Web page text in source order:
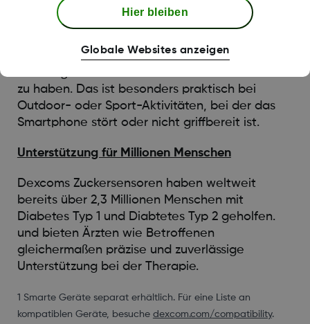
Nutzende ihre Zuckerwerte bequem in Echtzeit
überwachen. Ganz neu ist übrigens die Funktion
auf Smartwatches wie die Apple Watch
zu haben. Das ist besonders praktisch bei
Outdoor- oder Sport-Aktivitäten, bei der das
Smartphone stört oder nicht griffbereit ist.
Unterstützung für Millionen Menschen
Dexcoms Zuckersensoren haben weltweit
bereits über 2,3 Millionen Menschen mit
Diabetes Typ 1 und Diabtetes Typ 2 geholfen.
und bieten Ärzten wie Betroffenen
gleichermaßen präzise und zuverlässige
Unterstützung bei der Therapie.
1 Smarte Geräte separat erhältlich. Für eine Liste an
kompatiblen Geräte, besuche dexcom.com/compatibility.
Hier bleiben
Globale Websites anzeigen